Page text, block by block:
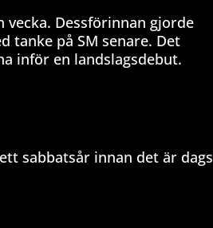
vecka. Dessförinnan gjorde
tanke på SM senare. Det
inför en landslagsdebut.
sabbatsår innan det är dags